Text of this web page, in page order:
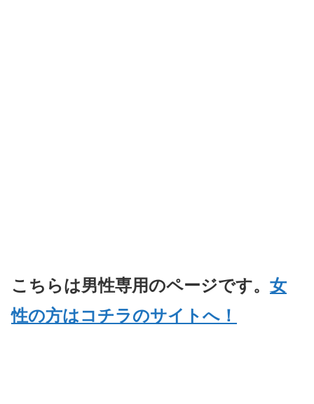
こちらは男性専用のページです。 女
性の方はコチラのサイトへ！